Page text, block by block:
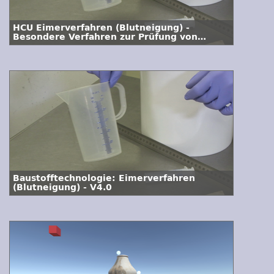
HCU Eimerverfahren (Blutneigung) -
Besondere Verfahren zur Prüfung von
Frischbeton
Baustofftechnologie: Eimerverfahren
(Blutneigung) - V4.0